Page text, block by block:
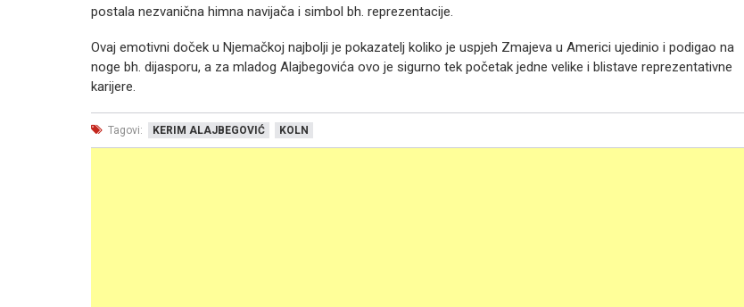
postala nezvanična himna navijača i simbol bh. reprezentacije.
Ovaj emotivni doček u Njemačkoj najbolji je pokazatelj koliko je uspjeh Zmajeva u Americi ujedinio i podigao na
noge bh. dijasporu, a za mladog Alajbegovića ovo je sigurno tek početak jedne velike i blistave reprezentativne
karijere.
Tagovi: KERIM ALAJBEGOVIĆ KOLN